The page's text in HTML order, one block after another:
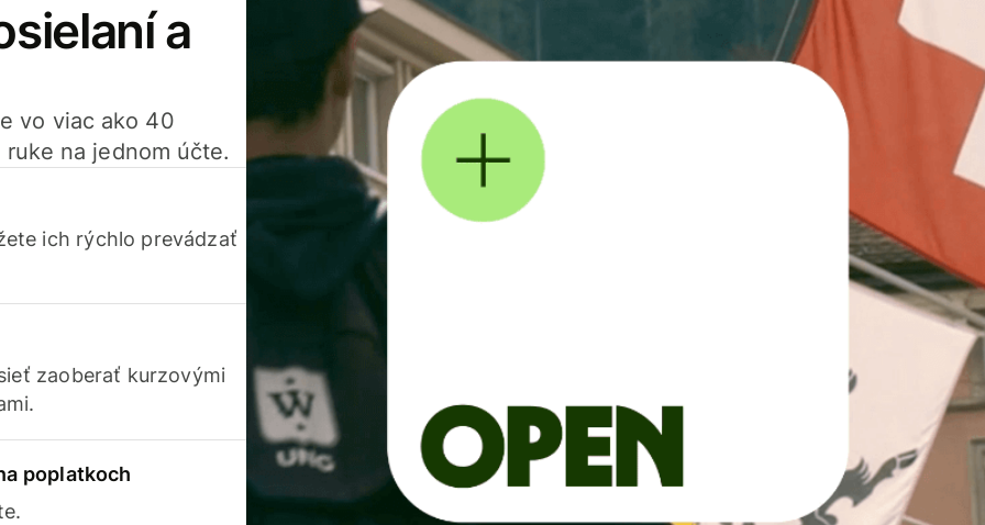
a
vo viac ako 40
na jednom účte.
ich rýchlo prevádzať
zaoberať kurzovými
poplatkoch